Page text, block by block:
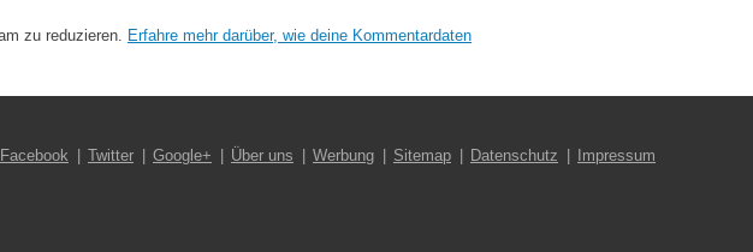
zu reduzieren. Erfahre mehr darüber, wie deine Kommentardaten
Facebook Twitter Google+ Über uns Werbung Sitemap Datenschutz Impressum